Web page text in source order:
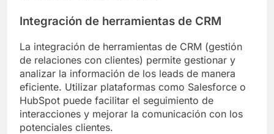
Integración de herramientas de CRM
La integración de herramientas de CRM (gestión
de relaciones con clientes) permite gestionar y
analizar la información de los leads de manera
eficiente. Utilizar plataformas como Salesforce o
HubSpot puede facilitar el seguimiento de
interacciones y mejorar la comunicación con los
potenciales clientes.